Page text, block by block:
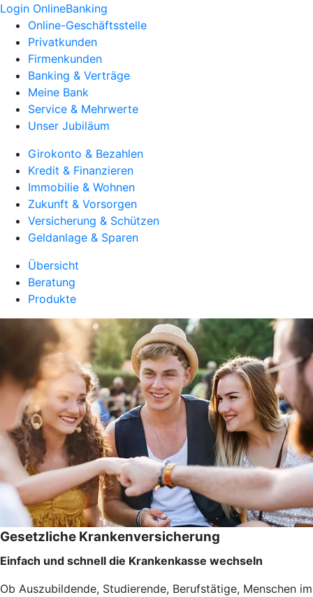
Login OnlineBanking
Online-Geschäftsstelle
Privatkunden
Firmenkunden
Banking & Verträge
Meine Bank
Service & Mehrwerte
Unser Jubiläum
Girokonto & Bezahlen
Kredit & Finanzieren
Immobilie & Wohnen
Zukunft & Vorsorgen
Versicherung & Schützen
Geldanlage & Sparen
Übersicht
Beratung
Produkte
Gesetzliche Krankenversicherung
Einfach und schnell die Krankenkasse wechseln
Ob Auszubildende, Studierende, Berufstätige, Menschen im